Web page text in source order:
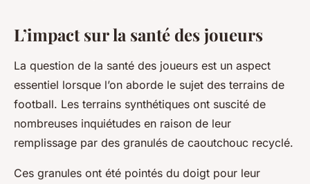
L’impact sur la santé des joueurs
La question de la santé des joueurs est un aspect
essentiel lorsque l’on aborde le sujet des terrains de
football. Les terrains synthétiques ont suscité de
nombreuses inquiétudes en raison de leur
remplissage par des granulés de caoutchouc recyclé.
Ces granules ont été pointés du doigt pour leur